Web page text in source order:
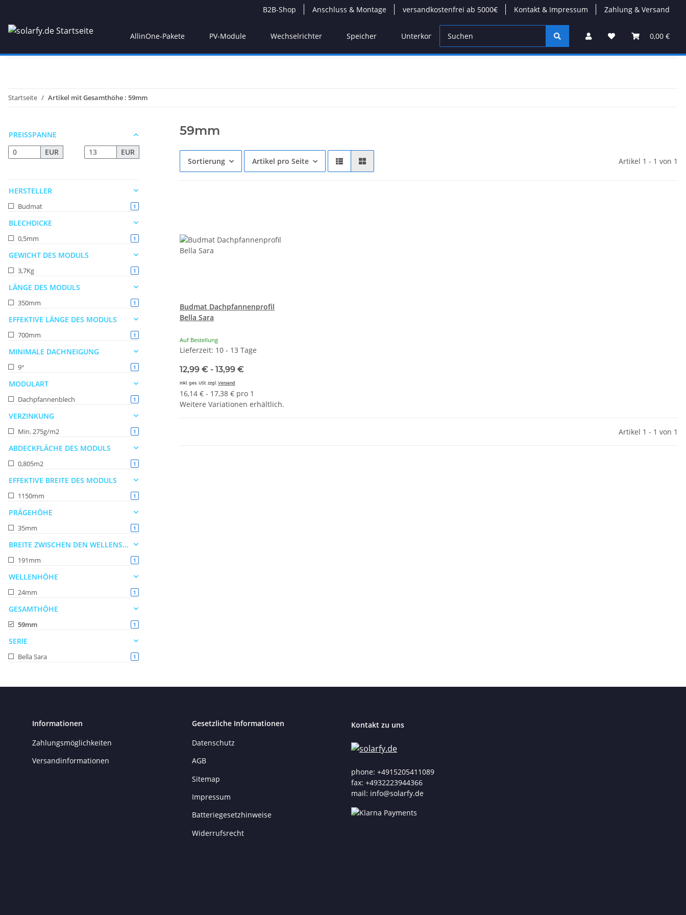
B2B-Shop Anschluss & Montage versandkostenfrei ab 5000€ Kontakt & Impressum Zahlung & Versand
0,00 €
AllinOne-Pakete PV-Module Wechselrichter Speicher Unterkonstruktion Kabel/Stecker Modulare
Startseite Artikel mit Gesamthöhe : 59mm
59mm
Sortierung Artikel pro Seite Artikel 1 - 1 von 1
Budmat Dachpfannenprofil
Bella Sara
Auf Bestellung
Lieferzeit: 10 - 13 Tage
12,99 € - 13,99 €
inkl. ges. USt. zzgl. Versand
16,14 € - 17,38 € pro 1
Weitere Variationen erhältlich.
Artikel 1 - 1 von 1
PREISSPANNE
EUR
EUR
HERSTELLER
Budmat 1
BLECHDICKE
0,5mm 1
GEWICHT DES MODULS
3,7Kg 1
LÄNGE DES MODULS
350mm 1
EFFEKTIVE LÄNGE DES MODULS
700mm 1
MINIMALE DACHNEIGUNG
9° 1
MODULART
Dachpfannenblech 1
VERZINKUNG
Min. 275g/m2 1
ABDECKFLÄCHE DES MODULS
0,805m2 1
EFFEKTIVE BREITE DES MODULS
1150mm 1
PRÄGEHÖHE
35mm 1
BREITE ZWISCHEN DEN WELLENSPITZEN
191mm 1
WELLENHÖHE
24mm 1
GESAMTHÖHE
59mm 1
SERIE
Bella Sara 1
Informationen
Zahlungsmöglichkeiten
Versandinformationen
Gesetzliche Informationen
Datenschutz
AGB
Sitemap
Impressum
Batteriegesetzhinweise
Widerrufsrecht
Kontakt zu uns
phone: +4915205411089
fax: +4932223944366
mail: info@solarfy.de